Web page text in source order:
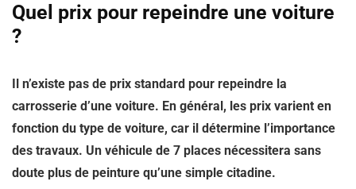
Quel prix pour repeindre une voiture
?
Il n’existe pas de prix standard pour repeindre la
carrosserie d’une voiture. En général, les prix varient en
fonction du type de voiture, car il détermine l’importance
des travaux. Un véhicule de 7 places nécessitera sans
doute plus de peinture qu’une simple citadine.